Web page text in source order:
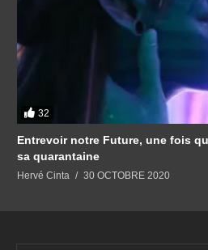
32
Entrevoir notre Future, une fois
sa quarantaine
Hervé Cinta 30 OCTOBRE 2020